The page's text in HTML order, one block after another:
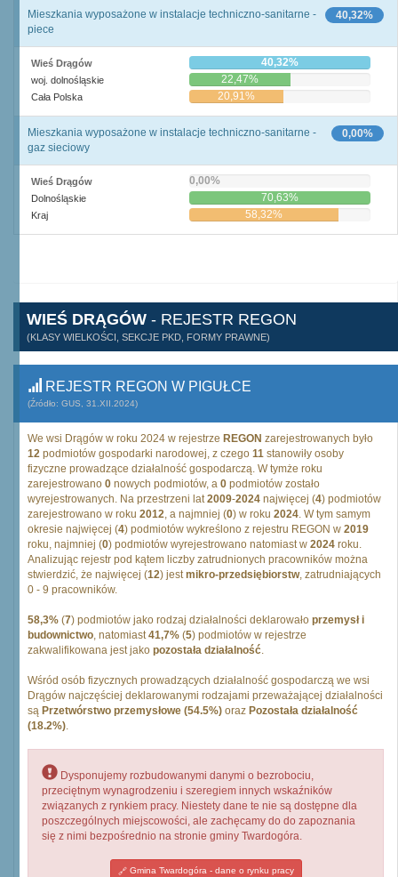
40,32%
Mieszkania wyposażone w instalacje techniczno-sanitarne -
piece
Wieś Drągów 40,32%
woj. dolnośląskie 22,47%
Cała Polska 20,91%
0,00%
Mieszkania wyposażone w instalacje techniczno-sanitarne -
gaz sieciowy
Wieś Drągów 0,00%
Dolnośląskie 70,63%
Kraj 58,32%
WIEŚ DRĄGÓW - REJESTR REGON
(KLASY WIELKOŚCI, SEKCJE PKD, FORMY PRAWNE)
REJESTR REGON W PIGUŁCE
(Źródło: GUS, 31.XII.2024)
We wsi Drągów w roku 2024 w rejestrze REGON zarejestrowanych było
12 podmiotów gospodarki narodowej, z czego 11 stanowiły osoby
fizyczne prowadzące działalność gospodarczą. W tymże roku
zarejestrowano 0 nowych podmiotów, a 0 podmiotów zostało
wyrejestrowanych. Na przestrzeni lat2009-2024 najwięcej (4) podmiotów
zarejestrowano w roku 2012, a najmniej (0) w roku 2024. W tym samym
okresie najwięcej (4) podmiotów wykreślono z rejestru REGON w 2019
roku, najmniej (0) podmiotów wyrejestrowano natomiast w 2024 roku.
Analizując rejestr pod kątem liczby zatrudnionych pracowników można
stwierdzić, że najwięcej (12) jestmikro-przedsiębiorstw, zatrudniających
0 - 9 pracowników.
58,3% (7) podmiotów jako rodzaj działalności deklarowało przemysł i
budownictwo, natomiast41,7% (5) podmiotów w rejestrze
zakwalifikowana jest jako pozostała działalność.
Wśród osób fizycznych prowadzących działalność gospodarczą we wsi
Drągów najczęściej deklarowanymi rodzajami przeważającej działalności
są Przetwórstwo przemysłowe (54.5%) oraz Pozostała działalność
(18.2%).
Dysponujemy rozbudowanymi danymi o bezrobociu,
przeciętnym wynagrodzeniu i szeregiem innych wskaźników
związanych z rynkiem pracy. Niestety dane te nie są dostępne dla
poszczególnych miejscowości, ale zachęcamy do do zapoznania
się z nimi bezpośrednio na stronie gminy Twardogóra.
Gmina Twardogóra - dane o rynku pracy